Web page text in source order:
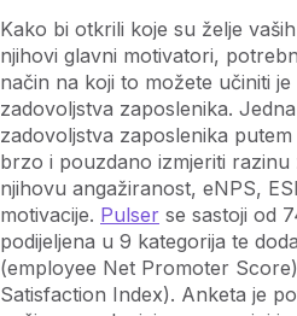
Kako bi otkrili koje su želje
njihovi glavni motivatori,
način na koji to možete učiniti
zadovoljstva zaposlenika.
zadovoljstva zaposlenika
brzo i pouzdano izmjeriti
njihovu angažiranost, eNPS,
motivacije. Pulser se sastoji od
podijeljena u 9 kategorija te
(employee Net Promoter
Satisfaction Index). Anketa je